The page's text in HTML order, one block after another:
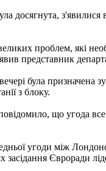
досягнута,
проблем, які
представник
була призначена
з блоку.
що угода
угоди між
засідання Євроради